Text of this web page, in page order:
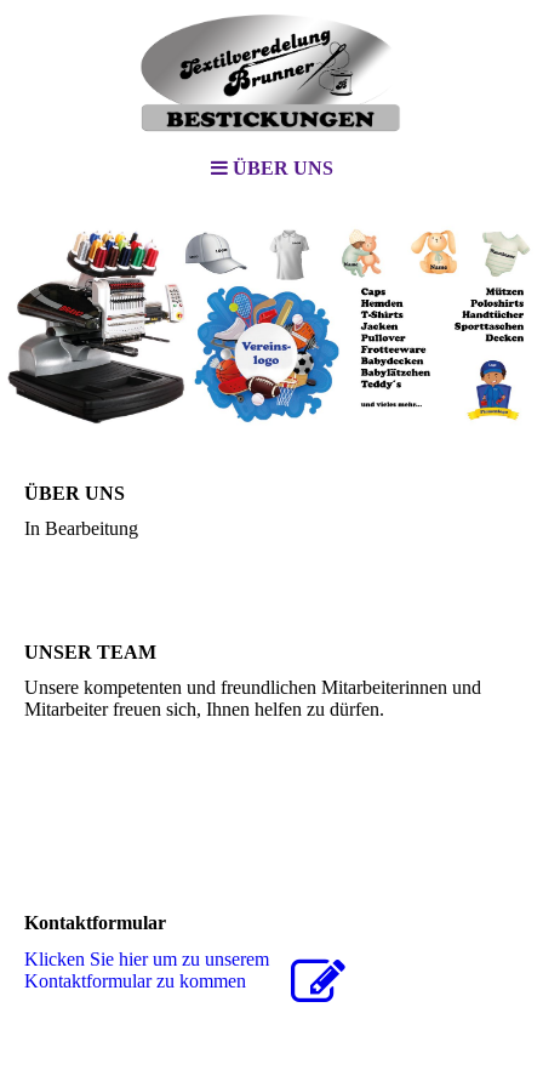
ÜBER UNS
ÜBER UNS
In Bearbeitung
UNSER TEAM
Unsere kompetenten und freundlichen Mitarbeiterinnen und
Mitarbeiter freuen sich, Ihnen helfen zu dürfen.
Kontaktformular
Klicken Sie hier um zu unserem
Kon­takt­for­mu­lar zu kommen